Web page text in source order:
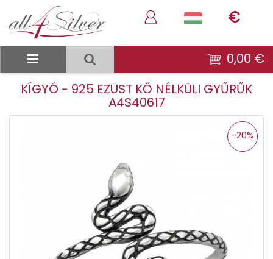
€
0,00 €
KÍGYÓ - 925 EZÜST KŐ NÉLKÜLI GYŰRŰK
A4S40617
-20%